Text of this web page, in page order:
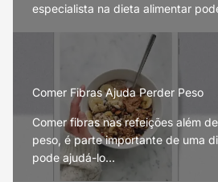
especialista na dieta alimentar
Comer Fibras Ajuda Perder Peso
Comer fibras nas refeições além
peso, é parte importante de uma
pode ajudá-lo…